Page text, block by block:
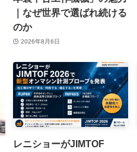
｜なぜ世界で選ばれ続ける
のか
2026年8月6日
レニショーがJIMTOF